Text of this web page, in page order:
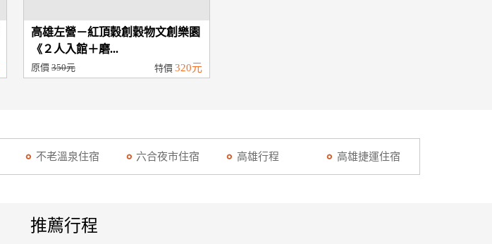
高雄左營－紅頂穀創穀物文創樂園
《２人入館＋磨...
原價350元 特價320元
不老溫泉住宿 六合夜市住宿 高雄行程 高雄捷運住宿
推薦行程